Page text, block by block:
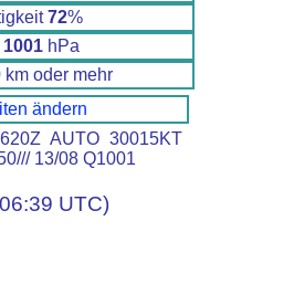
72%
1001 hPa
oder mehr
ändern
AUTO 30015KT
13/08 Q1001
UTC)